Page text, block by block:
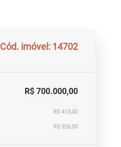
Cód. imóvel: 14702
R$ 700.000,00
R$ 415,00
R$ 926,00